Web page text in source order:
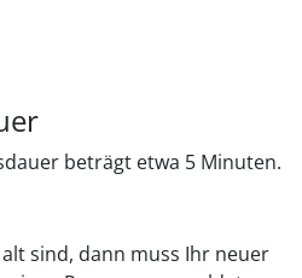
beträgt etwa 5 Minuten.
sind, dann muss Ihr neuer